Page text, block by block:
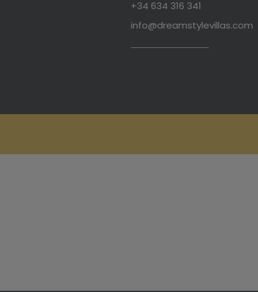
+34 634 316 341
info@dreamstylevillas.com